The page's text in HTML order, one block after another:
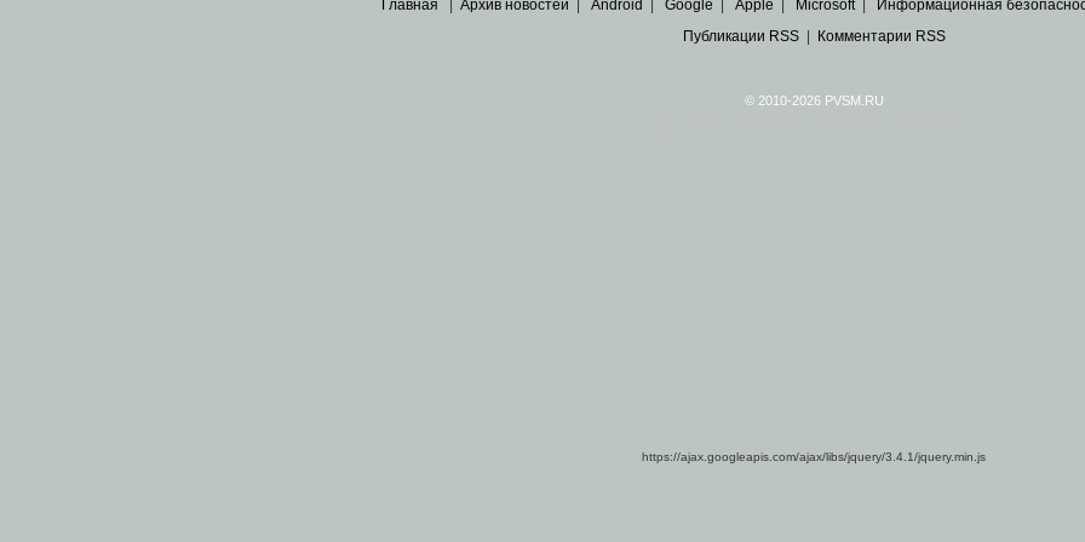
Главная Архив новостей Android Google Apple Microsoft| Информационная
Публикации RSS| Комментарии RSS
© 2010-2026 PVSM.RU
https://ajax.googleapis.com/ajax/libs/jquery/3.4.1/jquery.min.js